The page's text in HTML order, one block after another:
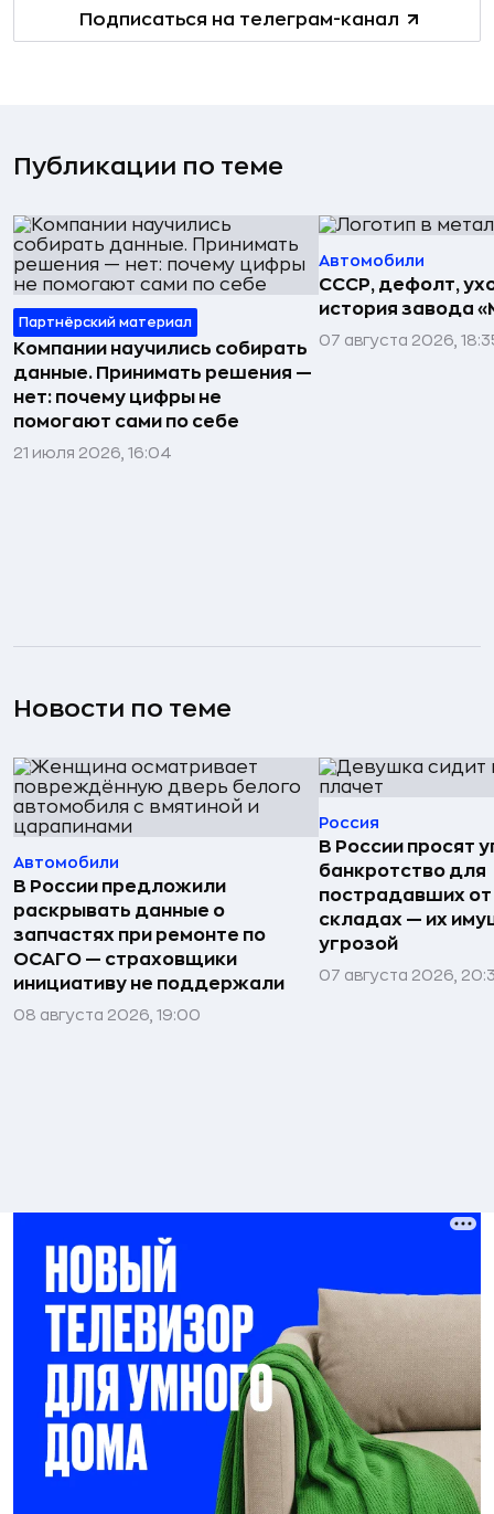
Подписаться на телеграм-канал
Публикации по теме
Партнёрский материал
Компании научились собирать
данные. Принимать решения —
нет: почему цифры не
помогают сами по себе
21 июля 2026, 16:04
Автомобили
СССР, дефолт,
история завода
07 августа 2026,
Новости по теме
Автомобили
В России предложили
раскрывать данные о
запчастях при ремонте по
ОСАГО — страховщики
инициативу не поддержали
08 августа 2026, 19:00
Россия
В России просят
банкротство для
пострадавших
складах — их
угрозой
07 августа 2026,